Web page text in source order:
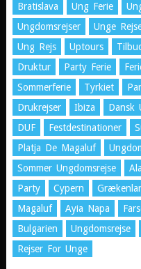
Bratislava
Ung Ferie
Ungdomsrejser
Unge
Ung Rejs
Uptours
Druktur
Party Ferie
Sommerferie
Tyrkiet
Drukrejser
Ibiza Dansk
DUF
Festdestinationer
Platja De Magaluf
Sommer Ungdomsrejse
Party
Cypern
Magaluf
Ayia Napa
Bulgarien
Ungdomsrejse
Rejser For Unge